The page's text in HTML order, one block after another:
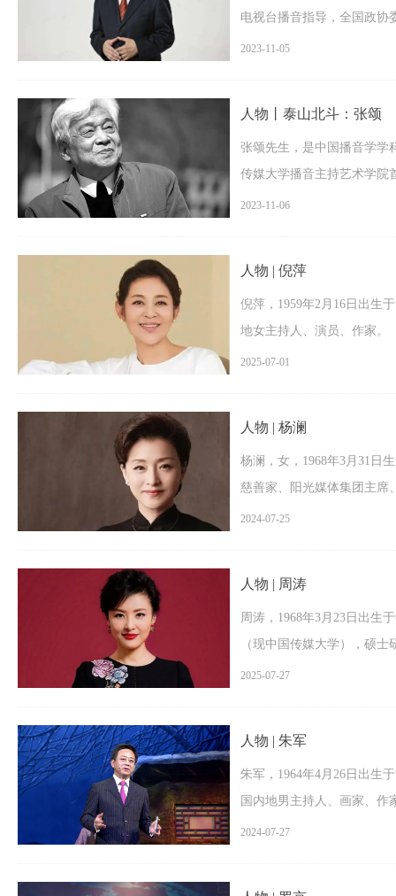
电视台播音指导，全国政协
学学会常务理事，中央电视
2023-11-05
人物丨泰山北斗：张颂
张颂先生，是中国播音学学
传媒大学播音主持艺术学院
教学名师。原名张永昌，播
2023-11-06
人物 | 倪萍
倪萍，1959年2月16日出生
地女主持人、演员、作家。
2025-07-01
人物 | 杨澜
杨澜，女，1968年3月31日
慈善家、阳光媒体集团主席
员。
2024-07-25
人物 | 周涛
周涛，1968年3月23日出生
（现中国传媒大学），硕
中共党员、播音指导（正高
2025-07-27
人物 | 朱军
朱军，1964年4月26日出生
国内地男主持人、画家、作
2024-07-27